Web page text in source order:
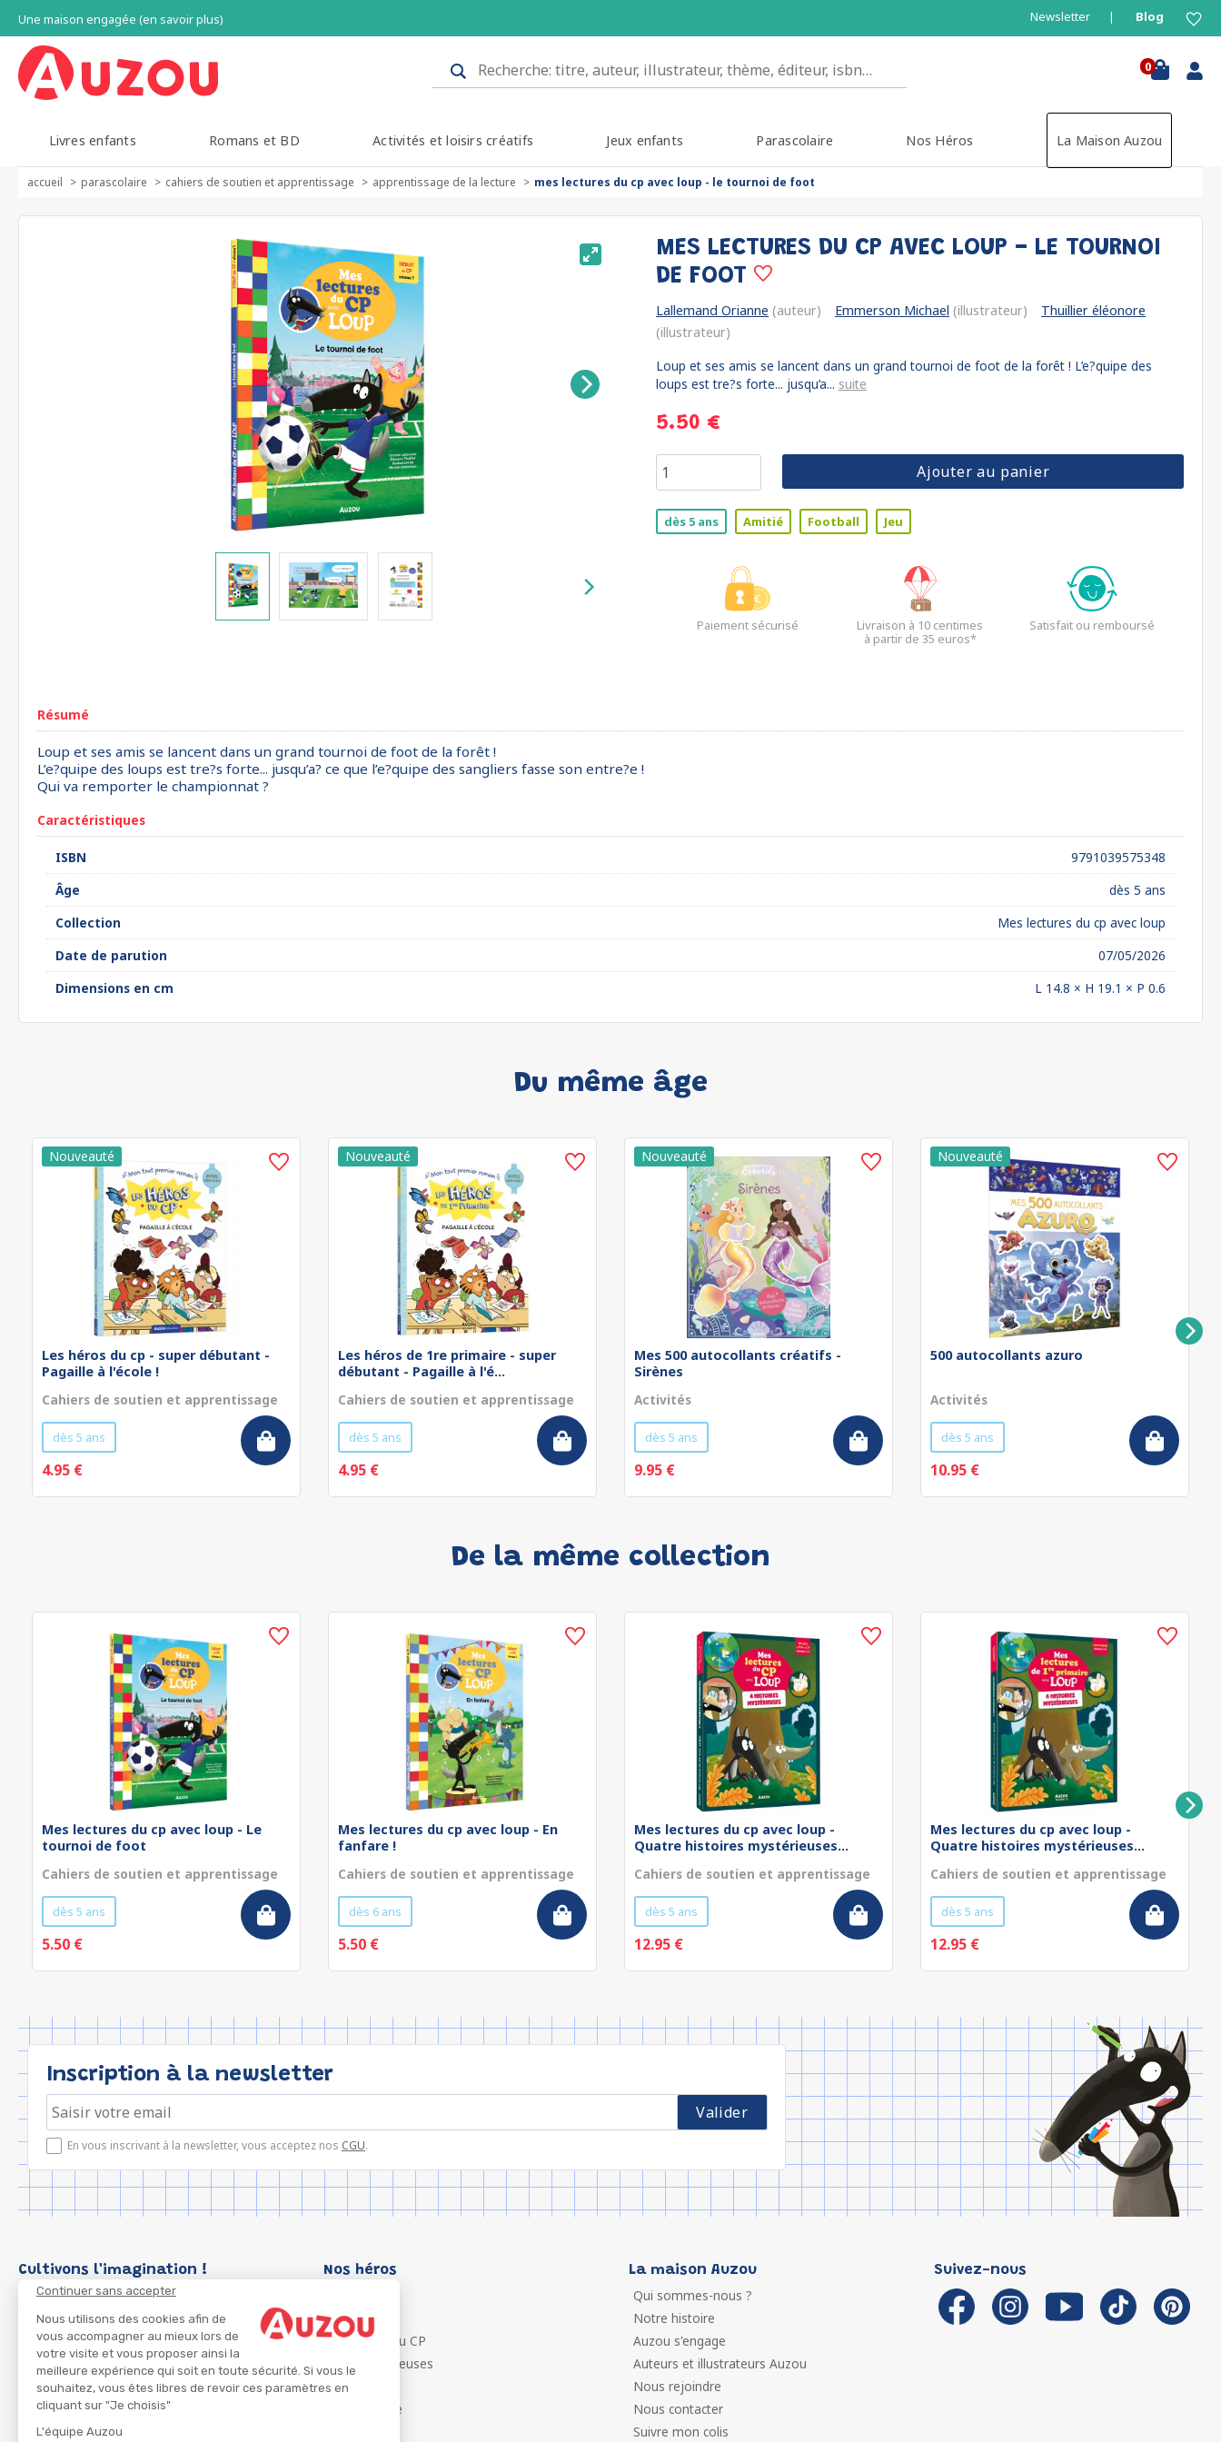
Continuer sans accepter
Nous utilisons des cookies afin de
vous accompagner au mieux lors de
votre visite et vous proposer ainsi la
meilleure expérience qui soit en toute sécurité. Si vous le
souhaitez, vous êtes libres de revoir ces paramètres en
cliquant sur "Je choisis"
L'équipe Auzou
Une maison engagée (en savoir plus) Newsletter Blog
0
Livres enfants Romans et BD Activités et loisirs créatifs Jeux enfants Parascolaire Nos Héros La Maison Auzou
accueil parascolaire cahiers de soutien et apprentissage apprentissage de la lecture mes lectures du cp avec loup - le tournoi de foot
MES LECTURES DU CP AVEC LOUP - LE TOURNOI
DE FOOT
Lallemand Orianne (auteur) Emmerson Michael (illustrateur)
Thuillier éléonore
(illustrateur)
Loup et ses amis se lancent dans un grand tournoi de foot de la forêt ! L’e?quipe des
loups est tre?s forte... jusqu’a... suite
5.50 €
Ajouter au panier
dès 5 ans Amitié Football Jeu
Paiement sécurisé
Livraison à 10 centimes
à partir de 35 euros*
Satisfait ou remboursé
Résumé
Loup et ses amis se lancent dans un grand tournoi de foot de la forêt !
L’e?quipe des loups est tre?s forte... jusqu’a? ce que l’e?quipe des sangliers fasse son entre?e !
Qui va remporter le championnat ?
Caractéristiques
ISBN
9791039575348
Âge
dès 5 ans
Collection
Mes lectures du cp avec loup
Date de parution
07/05/2026
Dimensions en cm
L 14.8 × H 19.1 × P 0.6
Du même âge
Les héros du cp - super débutant -
Pagaille à l'école !
Cahiers de soutien et apprentissage
dès 5 ans
4.95 €
Les héros de 1re primaire - super
débutant - Pagaille à l'é...
Cahiers de soutien et apprentissage
dès 5 ans
4.95 €
Mes 500 autocollants créatifs -
Sirènes
Activités
dès 5 ans
9.95 €
500 autocollants azuro
Activités
dès 5 ans
10.95 €
De la même collection
Mes lectures du cp avec loup - Le
tournoi de foot
Cahiers de soutien et apprentissage
dès 5 ans
5.50 €
Mes lectures du cp avec loup - En
fanfare !
Cahiers de soutien et apprentissage
dès 6 ans
5.50 €
Mes lectures du cp avec loup -
Quatre histoires mystérieuses...
Cahiers de soutien et apprentissage
dès 5 ans
12.95 €
Mes lectures du cp avec loup -
Quatre histoires mystérieuses...
Cahiers de soutien et apprentissage
dès 5 ans
12.95 €
Inscription à la newsletter
En vous inscrivant à la newsletter, vous acceptez nos CGU.
Cultivons l'imagination ! Nos héros
P'tit Loup
Les Héros du CP
Les Influenceuses
Migali
Petite Taupe
La maison Auzou
Qui sommes-nous ?
Notre histoire
Auzou s'engage
Auteurs et illustrateurs Auzou
Nous rejoindre
Nous contacter
Suivre mon colis
Suivez-nous